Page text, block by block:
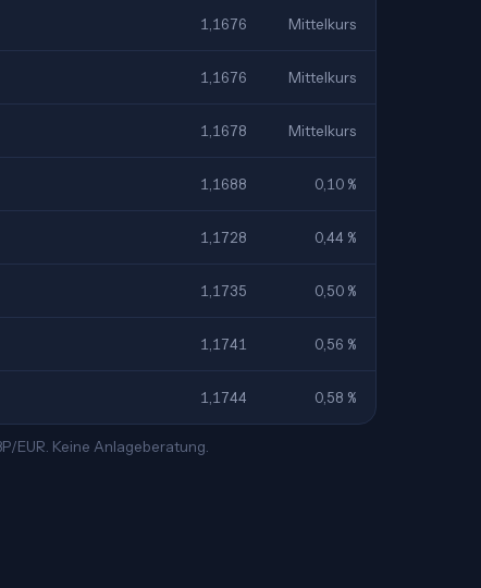
1,1676 Mittelkurs
1,1676 Mittelkurs
1,1678 Mittelkurs
1,1688 0,10 %
1,1728 0,44 %
1,1735 0,50 %
1,1741 0,56 %
1,1744 0,58 %
EUR. Keine Anlageberatung.